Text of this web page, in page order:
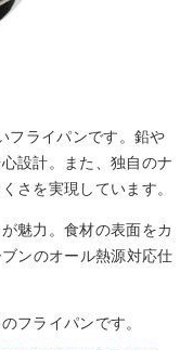
フライパンです。鉛や
設計。また、独自のナ
さを実現しています。
魅力。食材の表面をカ
ンのオール熱源対応仕
フライパンです。